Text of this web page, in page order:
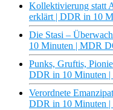
Kollektivierung statt
erklärt | DDR in 10
Die Stasi –
10 Minuten | MDR
Punks, Gruftis,
DDR in 10 Minuten
Verordnete
DDR in 10 Minuten